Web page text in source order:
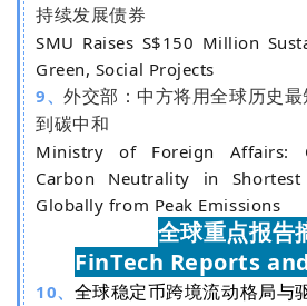
持续发展债券
SMU Raises S$150 Million
Green, Social Projects
9、外交部：中方将用全球历史
到碳中和
Ministry of Foreign Affairs:
Carbon Neutrality in
Globally from Peak Emissions
全球重点报告
FinTech Reports
10、 全球稳定币跨境流动格局与